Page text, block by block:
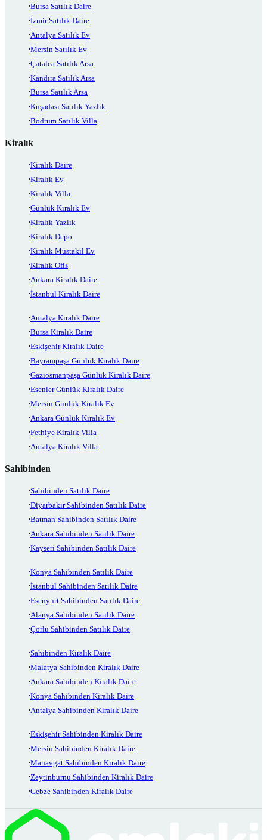
Bursa Satılık Daire
İzmir Satılık Daire
Antalya Satılık Ev
Mersin Satılık Ev
Çatalca Satılık Arsa
Kandıra Satılık Arsa
Bursa Satılık Arsa
Kuşadası Satılık Yazlık
Bodrum Satılık Villa
Kiralık
Kiralık Daire
Kiralık Ev
Kiralık Villa
Günlük Kiralık Ev
Kiralık Yazlık
Kiralık Depo
Kiralık Müstakil Ev
Kiralık Ofis
Ankara Kiralık Daire
İstanbul Kiralık Daire
Antalya Kiralık Daire
Bursa Kiralık Daire
Eskişehir Kiralık Daire
Bayrampaşa Günlük Kiralık Daire
Gaziosmanpaşa Günlük Kiralık Daire
Esenler Günlük Kiralık Daire
Mersin Günlük Kiralık Ev
Ankara Günlük Kiralık Ev
Fethiye Kiralık Villa
Antalya Kiralık Villa
Sahibinden
Sahibinden Satılık Daire
Diyarbakır Sahibinden Satılık Daire
Batman Sahibinden Satılık Daire
Ankara Sahibinden Satılık Daire
Kayseri Sahibinden Satılık Daire
Konya Sahibinden Satılık Daire
İstanbul Sahibinden Satılık Daire
Esenyurt Sahibinden Satılık Daire
Alanya Sahibinden Satılık Daire
Çorlu Sahibinden Satılık Daire
Sahibinden Kiralık Daire
Malatya Sahibinden Kiralık Daire
Ankara Sahibinden Kiralık Daire
Konya Sahibinden Kiralık Daire
Antalya Sahibinden Kiralık Daire
Eskişehir Sahibinden Kiralık Daire
Mersin Sahibinden Kiralık Daire
Manavgat Sahibinden Kiralık Daire
Zeytinburnu Sahibinden Kiralık Daire
Gebze Sahibinden Kiralık Daire